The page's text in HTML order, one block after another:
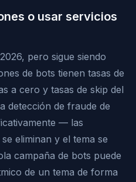
o usar servicios
pero sigue siendo
de bots tienen tasas de
a cero y tasas de skip del
detección de fraude de
— las
eliminan y el tema se
campaña de bots puede
de un tema de forma